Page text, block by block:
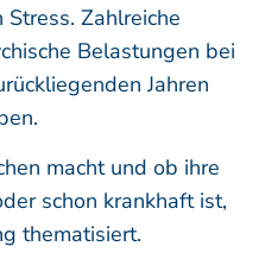
Zahlreiche
Belastungen bei
Jahren
macht und ob ihre
schon krankhaft ist,
thematisiert.